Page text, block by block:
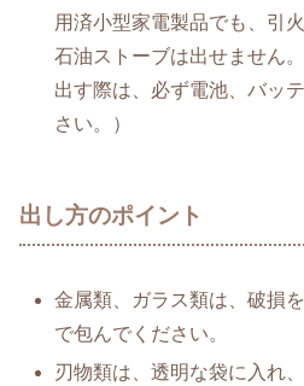
用済小型家電製品でも、引
石油ストーブは出せません
出す際は、必ず電池、バッ
さい。）
出し方のポイント
金属類、ガラス類は、破損
で包んでください。
刃物類は、透明な袋に入れ